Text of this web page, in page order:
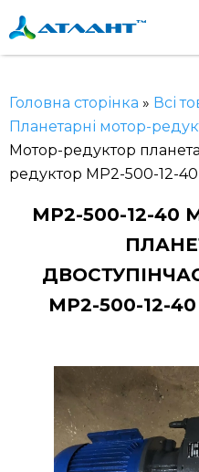
Головна сторінка » Всі
Планетарні мотор-
Мотор-редуктор
редуктор МР2-500-12-
МР2-500-12-40
МР2-500-12-